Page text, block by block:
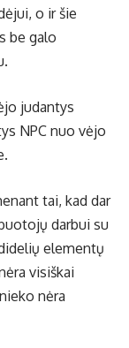
o ir šie
be galo
judantys
NPC nuo vėjo
tai, kad dar
darbui su
elementų
visiškai
nėra